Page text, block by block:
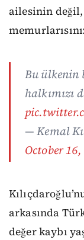
ailesinin
Bu ülkenin
halkımızı
— Kemal
October 16,
arkasında
değer kaybı